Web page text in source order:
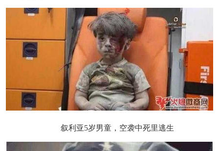
叙利亚5岁男童，空袭中死里逃生